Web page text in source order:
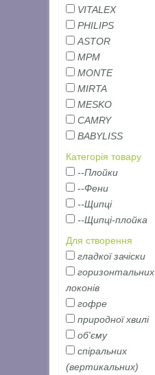
VITALEX
PHILIPS
ASTOR
MPM
MONTE
MIRTA
MESKO
CAMRY
BABYLISS
Категорія товару
--Плойки
--Фени
--Щипці
--Щипці-плойка
Для створення
гладкої зачіски
горизонтальних
локонів
гофре
природної хвилі
об'єму
спіральних
(вертикальних)